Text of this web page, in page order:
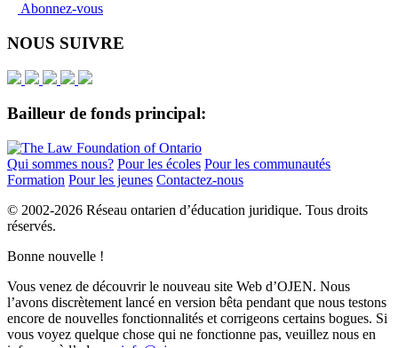
Abonnez-vous
NOUS SUIVRE
Bailleur de fonds principal:
Qui sommes nous? Pour les écoles Pour les communautés
Formation Pour les jeunes Contactez-nous
© 2002-2026 Réseau ontarien d’éducation juridique. Tous droits
réservés.
Bonne nouvelle !
Vous venez de découvrir le nouveau site Web d’OJEN. Nous
l’avons discrètement lancé en version bêta pendant que nous testons
encore de nouvelles fonctionnalités et corrigeons certains bogues. Si
vous voyez quelque chose qui ne fonctionne pas, veuillez nous en